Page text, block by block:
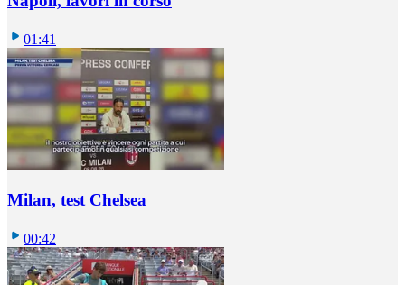
01:41
Milan, test Chelsea
00:42